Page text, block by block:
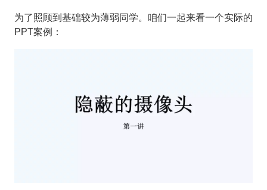
为了照顾到基础较为薄弱同学。咱们一起来看一个实际的
PPT案例：